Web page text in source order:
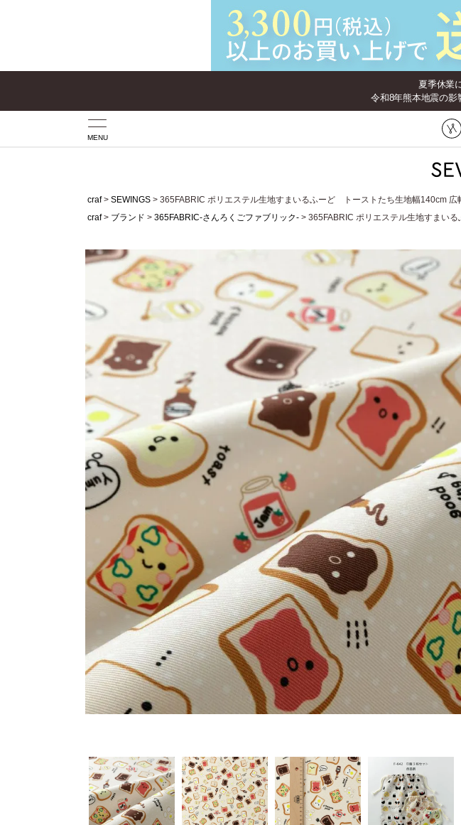
夏季休業
令和8年熊本地震の影
MENU
craf SEWINGS
365FABRIC ポリエステル生地すまいるふーど トーストたち生地幅140cm 広
craf
ブランド 365FABRIC-さんろくごファブリック- 365FABRIC ポリエステル生地すまい